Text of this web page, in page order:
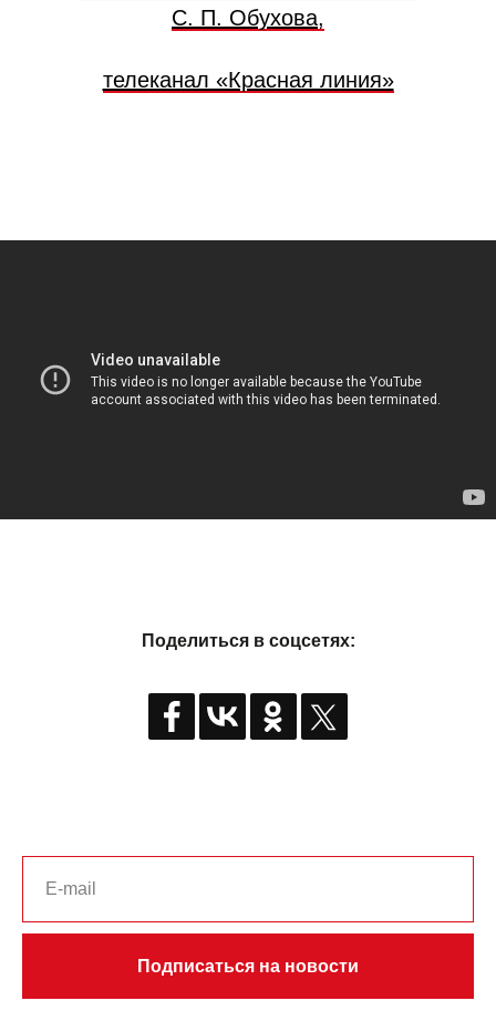
С. П. Обухова,
телеканал «Красная линия»
Поделиться в соцсетях:
Подписаться на новости